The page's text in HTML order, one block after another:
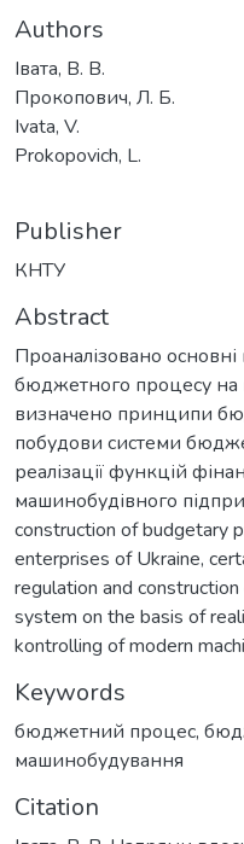
Authors
Івата, В. В.
Прокопович, Л. Б.
Ivata, V.
Prokopovich, L.
Publisher
КНТУ
Abstract
Проаналізовано
бюджетного процесу на
визначено принципи
побудови системи
реалізації функцій
машинобудівного
construction of budgetary
enterprises of Ukraine,
regulation and
system on the basis of
kontrolling of modern
Keywords
бюджетний процес,
машинобудування
Citation